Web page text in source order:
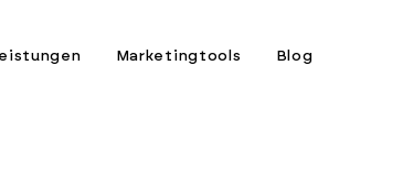
Marketingtools Blog